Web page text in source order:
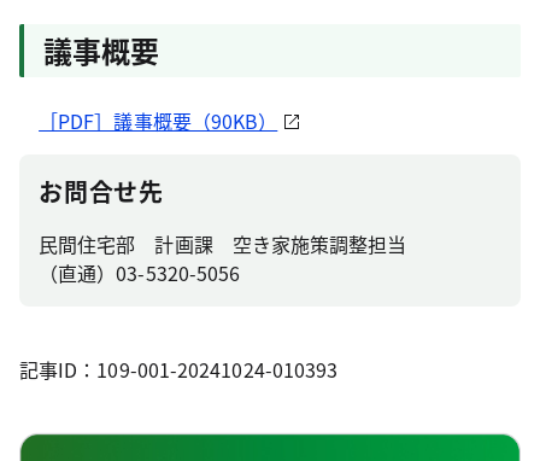
議事概要
［PDF］議事概要（90KB）
お問合せ先
民間住宅部 計画課 空き家施策調整担当
（直通）03-5320-5056
記事ID：109-001-20241024-010393